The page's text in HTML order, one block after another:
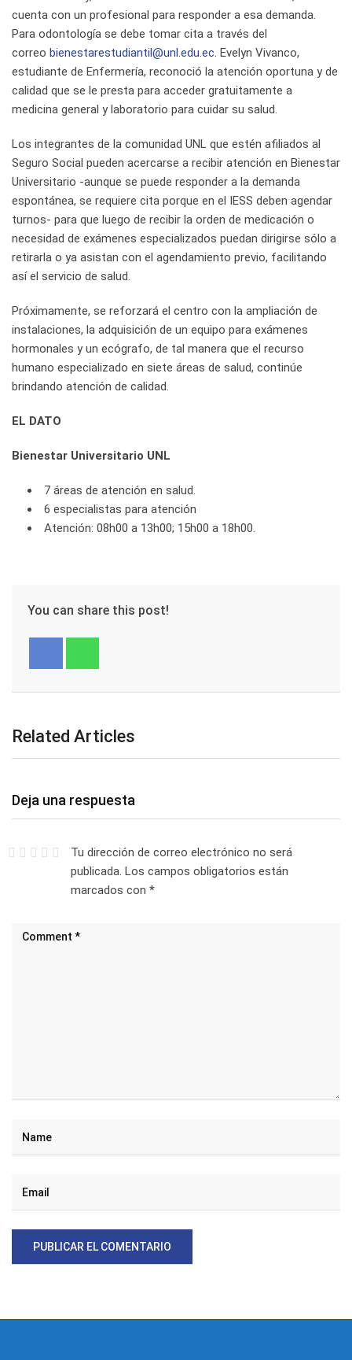
cuenta con un profesional para responder a esa demanda.
Para odontología se debe tomar cita a través del
correo bienestarestudiantil@unl.edu.ec. Evelyn Vivanco,
estudiante de Enfermería, reconoció la atención oportuna y de
calidad que se le presta para acceder gratuitamente a
medicina general y laboratorio para cuidar su salud.
Los integrantes de la comunidad UNL que estén afiliados al
Seguro Social pueden acercarse a recibir atención en Bienestar
Universitario -aunque se puede responder a la demanda
espontánea, se requiere cita porque en el IESS deben agendar
turnos- para que luego de recibir la orden de medicación o
necesidad de exámenes especializados puedan dirigirse sólo a
retirarla o ya asistan con el agendamiento previo, facilitando
así el servicio de salud.
Próximamente, se reforzará el centro con la ampliación de
instalaciones, la adquisición de un equipo para exámenes
hormonales y un ecógrafo, de tal manera que el recurso
humano especializado en siete áreas de salud, continúe
brindando atención de calidad.
EL DATO
Bienestar Universitario UNL
7 áreas de atención en salud.
6 especialistas para atención
Atención: 08h00 a 13h00; 15h00 a 18h00.
You can share this post!
Related Articles
Deja una respuesta
Tu dirección de correo electrónico no será
publicada. Los campos obligatorios están
marcados con *